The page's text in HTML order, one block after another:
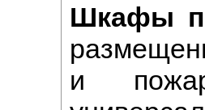
Шкафы
и